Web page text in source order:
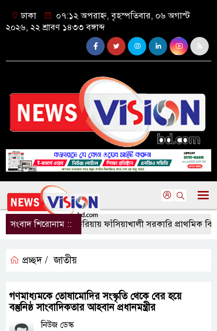
ঢাকা
০৭:১২ অপরাহ্ন, বৃহস্পতিবার, ০৬ অগাস্ট
২০২৬, ২২ শ্রাবণ ১৪৩৩ বঙ্গাব্দ
সংবাদ শিরোনাম ::চকরিয়ায় ফাঁসিয়াখালী সরকারি প্রাথমিক
প্রচ্ছদ / জাতীয়
গণমাধ্যমকে তোষামোদির সংস্কৃতি থেকে বের হয়ে
বস্তুনিষ্ঠ সাংবাদিকতার আহবান প্রধানমন্ত্রীর
নিউজ ডেস্ক